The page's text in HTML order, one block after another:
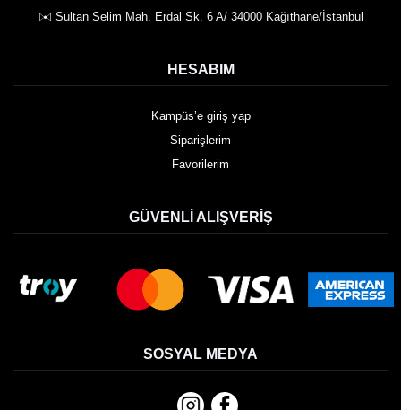
✉️ Sultan Selim Mah. Erdal Sk. 6 A/ 34000 Kağıthane/İstanbul
HESABIM
Kampüs’e giriş yap
Siparişlerim
Favorilerim
GÜVENLI ALIŞVERIŞ
SOSYAL MEDYA